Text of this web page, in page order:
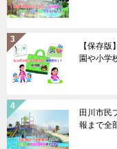
【保存
園や小学
田川市民
報まで全